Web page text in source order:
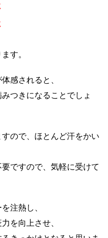
す。
体感されると、
つきになることでしょ
ので、ほとんど汗をかい
ですので、気軽に受けて
注熱し、
を向上させ、